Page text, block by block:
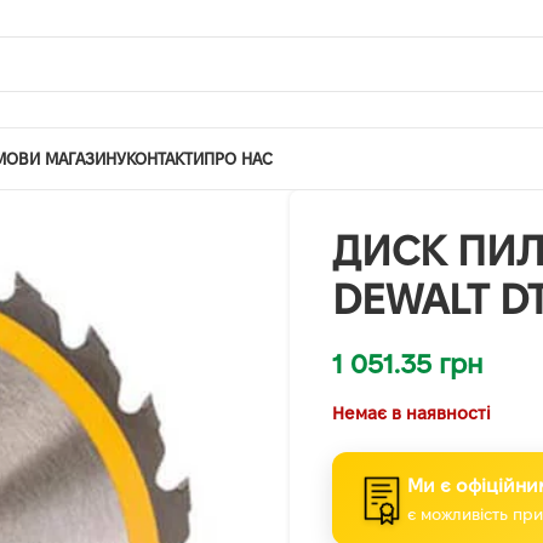
МАГАЗИНУКОНТАКТИПРО НАС
ДИСК
DEWALT
1 051.35 грн
Немає в наявності
Ми є
є можливість